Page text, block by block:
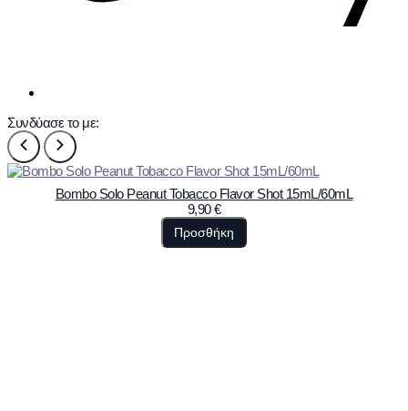
Συνδύασε το με:
Bombo Solo Peanut Tobacco Flavor Shot 15mL/60mL
9,90€
Προσθήκη